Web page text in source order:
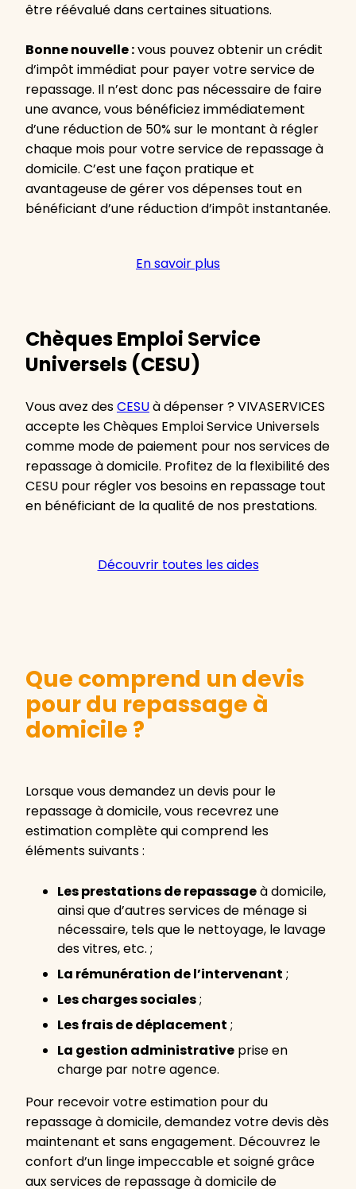
être réévalué dans certaines situations.
Bonne nouvelle :vous pouvez obtenir un crédit
d’impôt immédiat pour payer votre service de
repassage. Il n’est donc pas nécessaire de faire
une avance, vous bénéficiez immédiatement
d’une réduction de 50% sur le montant à régler
chaque mois pour votre service de repassage à
domicile. C’est une façon pratique et
avantageuse de gérer vos dépenses tout en
bénéficiant d’une réduction d’impôt instantanée.
En savoir plus
Chèques Emploi Service
Universels (CESU)
Vous avez desCESUà dépenser ? VIVASERVICES
accepte les Chèques Emploi Service Universels
comme mode de paiement pour nos services de
repassage à domicile. Profitez de la flexibilité des
CESU pour régler vos besoins en repassage tout
en bénéficiant de la qualité de nos prestations.
Découvrir toutes les aides
Que comprend un devis
pour du repassage à
domicile ?
Lorsque vous demandez un devis pour le
repassage à domicile, vous recevrez une
estimation complète qui comprend les
éléments suivants :
Les prestations de repassageà domicile,
ainsi que d’autres services de ménage si
nécessaire, tels que le nettoyage, le lavage
des vitres, etc. ;
La rémunération de l’intervenant ;
Les charges sociales;
Les frais de déplacement ;
La gestion administrative prise en
charge par notre agence.
Pour recevoir votre estimation pour du
repassage à domicile, demandez votre devis dès
maintenant et sans engagement. Découvrez le
confort d’un linge impeccable et soigné grâce
aux services de repassage à domicile de